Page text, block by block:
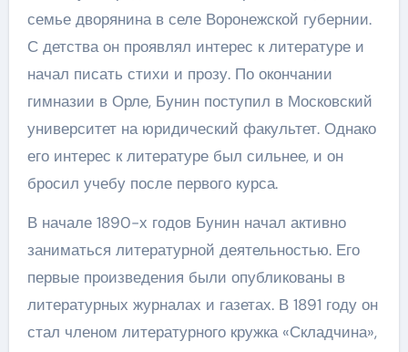
семье дворянина в селе Воронежской губернии.
С детства он проявлял интерес к литературе и
начал писать стихи и прозу. По окончании
гимназии в Орле, Бунин поступил в Московский
университет на юридический факультет. Однако
его интерес к литературе был сильнее, и он
бросил учебу после первого курса.
В начале 1890-х годов Бунин начал активно
заниматься литературной деятельностью. Его
первые произведения были опубликованы в
литературных журналах и газетах. В 1891 году он
стал членом литературного кружка «Складчина»,